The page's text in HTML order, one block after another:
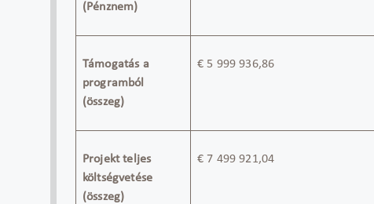
(Pénznem)
Támogatás a
programból
(összeg)
€5 999 936,86
Projekt teljes
költségvetése
(összeg)
€7 499 921,04